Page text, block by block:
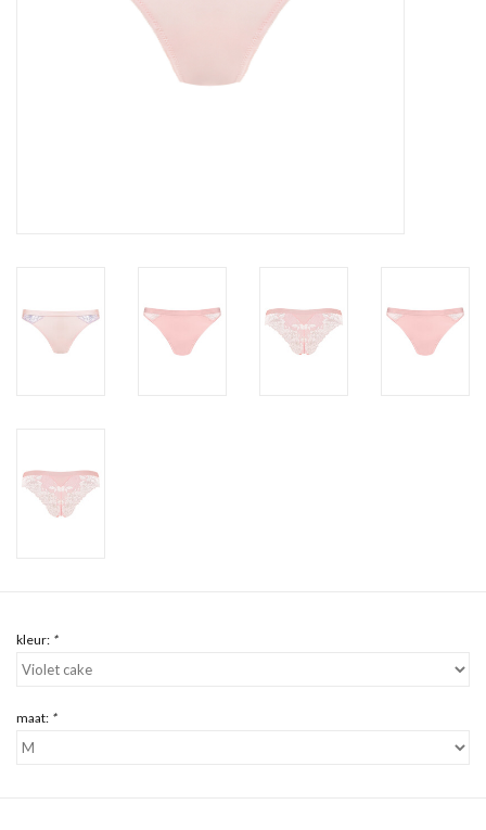
kleur: *
maat: *